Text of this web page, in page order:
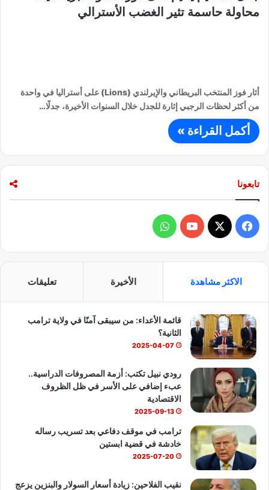
محاولة حاسمة تثير الغضب الأسترالي
أثار فوز المنتخب البريطاني والإيرلندي (Lions) على أستراليا في واحدة
من أكثر لحظات الرجبي إثارة للجدل خلال السنوات الأخيرة، جدلًا…
أكمل القراءة »
تابعونا
ي
و
ك
X
Y
T
u
e
ا
ا
ب
الاكثر مشاهدة الأخيرة تعليقات
قائمة الأعداء: من سيبقى آمنًا في ولاية ترامب
الثانية؟
2025-04-07
رودي نبيل تكتب: أزمة المصروفات الدراسية..
عبء إضافي على الأسر في ظل الظروف
الاقتصادية
2025-09-13
ترامب في موقف دفاعي بعد تسريب رساله
خادشة في قضية ابستين
2025-07-20
نقيب الفلاحين: زيادة أسعار السولار والبنزين يزعج